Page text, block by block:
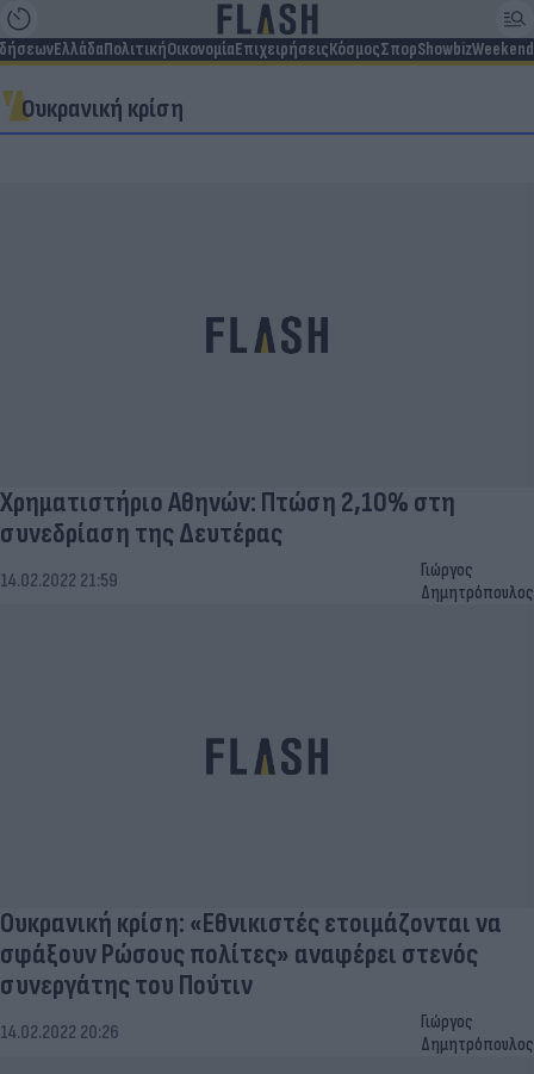
ΕλλάδαΠολιτικήΟικονομίαΕπιχειρήσειςΚόσμοςΣπορShowbizWeekend
Ουκρανική κρίση
Χρηματιστήριο Αθηνών: Πτώση 2,10% στη
συνεδρίαση της Δευτέρας
14.02.2022 21:59
Γιώργος
Δημητρόπουλος
Ουκρανική κρίση: «Εθνικιστές ετοιμάζονται να
σφάξουν Ρώσους πολίτες» αναφέρει στενός
συνεργάτης του Πούτιν
14.02.2022 20:26
Γιώργος
Δημητρόπουλος